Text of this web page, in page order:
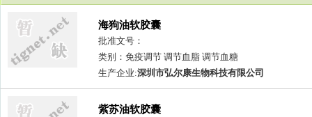
海狗油软胶囊
批准文号：
类别：免疫调节 调节血脂 调节血糖
生产企业:深圳市弘尔康生物科技有限公司
紫苏油软胶囊